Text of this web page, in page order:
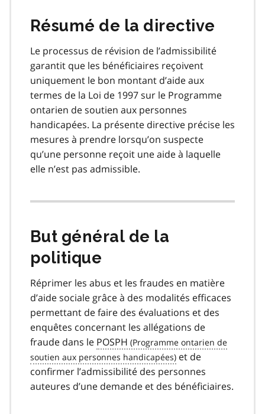
Résumé de la directive
Le processus de révision de l’admissibilité
garantit que les bénéficiaires reçoivent
uniquement le bon montant d’aide aux
termes de la Loi de 1997 sur le Programme
ontarien de soutien aux personnes
handicapées. La présente directive précise les
mesures à prendre lorsqu’on suspecte
qu’une personne reçoit une aide à laquelle
elle n’est pas admissible.
But général de la
politique
Réprimer les abus et les fraudes en matière
d’aide sociale grâce à des modalités efficaces
permettant de faire des évaluations et des
enquêtes concernant les allégations de
fraude dans le POSPH
et de
confirmer l’admissibilité des personnes
auteures d’une demande et des bénéficiaires.